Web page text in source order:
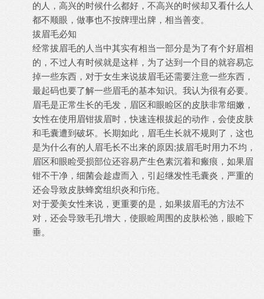
的人，高兴的时候什么都好，不高兴的时候却又看什么人
都不顺眼，做事也不按牌理出牌，相当善变。
拔眉毛必知
经常拔眉毛的人当中其实有相当一部分是为了有个好眉相
的，不过人有时候就是这样，为了达到一个目的就容易忘
掉一些东西，对于女生来说拔眉毛还需要注意一些东西，
最起码也要了解一些眉毛的基本知识。我认为很有必要。
眉毛是正常生长的毛发，眉区和眼睑区的皮肤非常细嫩，
女性在使用眉钳拔眉时，快速连根拔起的动作，会使皮肤
和毛囊遭到破坏。长期如此，眉毛生长就不规则了，这也
是为什么有的人眉毛长不出来的原因;拔眉毛时用力不均，
眉区和眼睑受损部位还容易产生色素沉着和瘢痕，如果眉
钳不干净，细菌会趁虚而入，引起继发性毛囊炎，严重的
还会导致皮肤蜂窝组织炎和疖疮。
对于爱美女性来说，更重要的是，如果拔眉毛的方法不
对，还会导致毛孔增大，使眼睑周围的皮肤松弛，眼睑下
垂。